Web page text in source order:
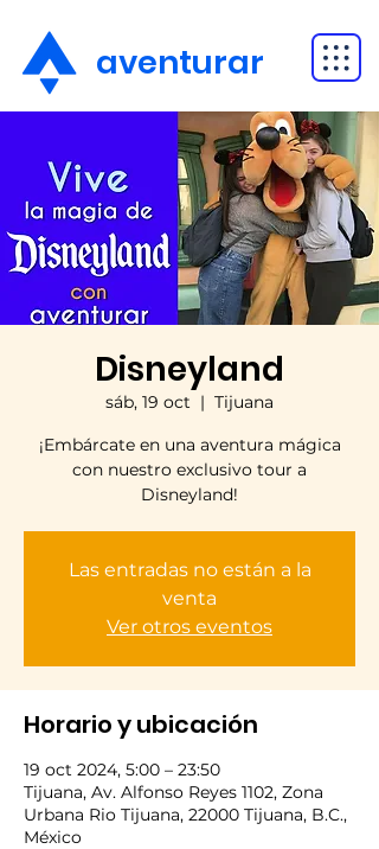
aventurar
Disneyland
sáb, 19 oct
  |
Tijuana
¡Embárcate en una aventura mágica
con nuestro exclusivo tour a
Disneyland!
Las entradas no están a la
venta
Ver otros eventos
Horario y ubicación
19 oct 2024, 5:00 – 23:50
Tijuana, Av. Alfonso Reyes 1102, Zona
Urbana Rio Tijuana, 22000 Tijuana, B.C.,
México